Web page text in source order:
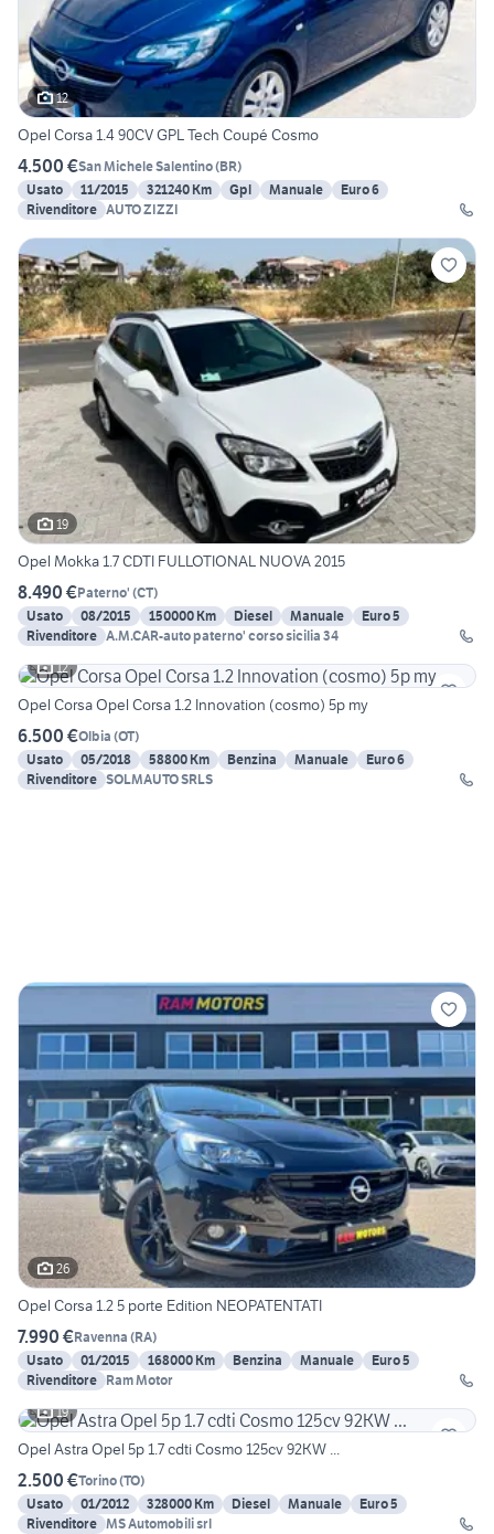
12
Opel Corsa 1.4 90CV GPL Tech Coupé Cosmo
4.500 €San Michele Salentino(BR)
Usato
11/2015 321240 Km Gpl Manuale
Euro 6
Rivenditore AUTO ZIZZI
19
Opel Mokka 1.7 CDTI FULLOTIONAL NUOVA 2015
8.490 €Paterno' (CT)
Usato
08/2015 150000 Km Diesel Manuale
Euro 5
Rivenditore A.M.CAR-auto paterno' corso sicilia 34
12
Opel Corsa Opel Corsa 1.2 Innovation (cosmo) 5p my
6.500 €Olbia (OT)
Usato
05/2018 58800 Km Benzina Manuale
Euro 6
Rivenditore SOLMAUTO SRLS
26
Opel Corsa 1.2 5 porte Edition NEOPATENTATI
7.990 €Ravenna (RA)
Usato
01/2015 168000 Km Benzina Manuale
Euro 5
Rivenditore Ram Motor
19
Opel Astra Opel 5p 1.7 cdti Cosmo 125cv 92KW ...
2.500 €Torino(TO)
Usato
01/2012 328000 Km Diesel Manuale
Euro 5
Rivenditore MS Automobili srl